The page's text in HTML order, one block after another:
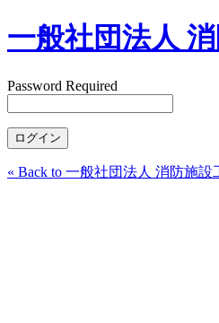
一般社団法人
Password Required
« Back to 一般社団法人 消防施設